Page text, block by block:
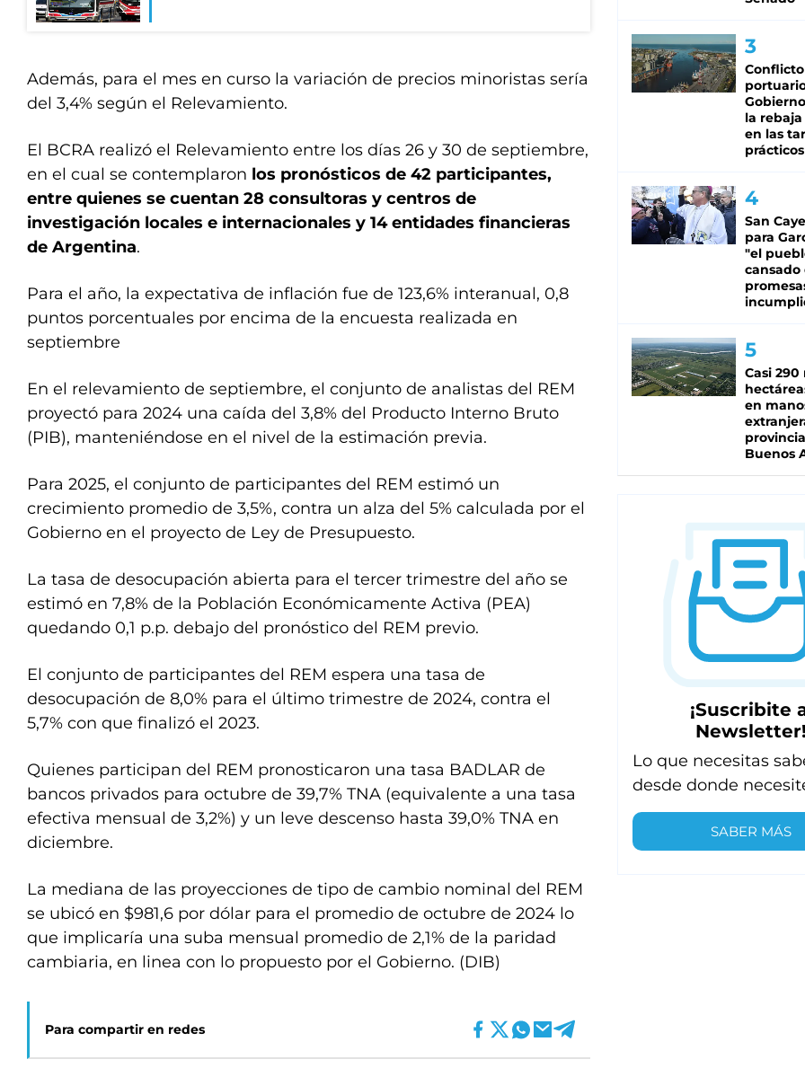
Además, para el mes en curso la variación de precios minoristas sería
del 3,4% según el Relevamiento.
El BCRA realizó el Relevamiento entre los días 26 y 30 de septiembre,
en el cual se contemplaron los pronósticos de 42 participantes,
entre quienes se cuentan 28 consultoras y centros de
investigación locales e internacionales y 14 entidades financieras
de Argentina.
Para el año, la expectativa de inflación fue de 123,6% interanual, 0,8
puntos porcentuales por encima de la encuesta realizada en
septiembre
En el relevamiento de septiembre, el conjunto de analistas del REM
proyectó para 2024 una caída del 3,8% del Producto Interno Bruto
(PIB), manteniéndose en el nivel de la estimación previa.
Para 2025, el conjunto de participantes del REM estimó un
crecimiento promedio de 3,5%, contra un alza del 5% calculada por el
Gobierno en el proyecto de Ley de Presupuesto.
La tasa de desocupación abierta para el tercer trimestre del año se
estimó en 7,8% de la Población Económicamente Activa (PEA)
quedando 0,1 p.p. debajo del pronóstico del REM previo.
El conjunto de participantes del REM espera una tasa de
desocupación de 8,0% para el último trimestre de 2024, contra el
5,7% con que finalizó el 2023.
Quienes participan del REM pronosticaron una tasa BADLAR de
bancos privados para octubre de 39,7% TNA (equivalente a una tasa
efectiva mensual de 3,2%) y un leve descenso hasta 39,0% TNA en
diciembre.
La mediana de las proyecciones de tipo de cambio nominal del REM
se ubicó en $981,6 por dólar para el promedio de octubre de 2024 lo
que implicaría una suba mensual promedio de 2,1% de la paridad
cambiaria, en linea con lo propuesto por el Gobierno. (DIB)
Para compartir en redes
Conflicto
la rebaja
en las
prácticos
San
para
"el
cansado
Casi 290
en
Buenos
¡Suscribite
Newsletter!
Lo que necesitas
desde donde
SABER MÁS